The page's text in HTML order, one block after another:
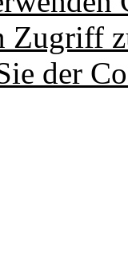
Zugriff
der